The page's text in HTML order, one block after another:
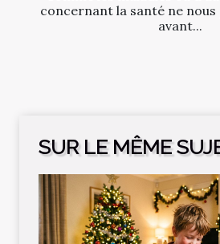
concernant la santé ne
avant...
SUR LE MÊME